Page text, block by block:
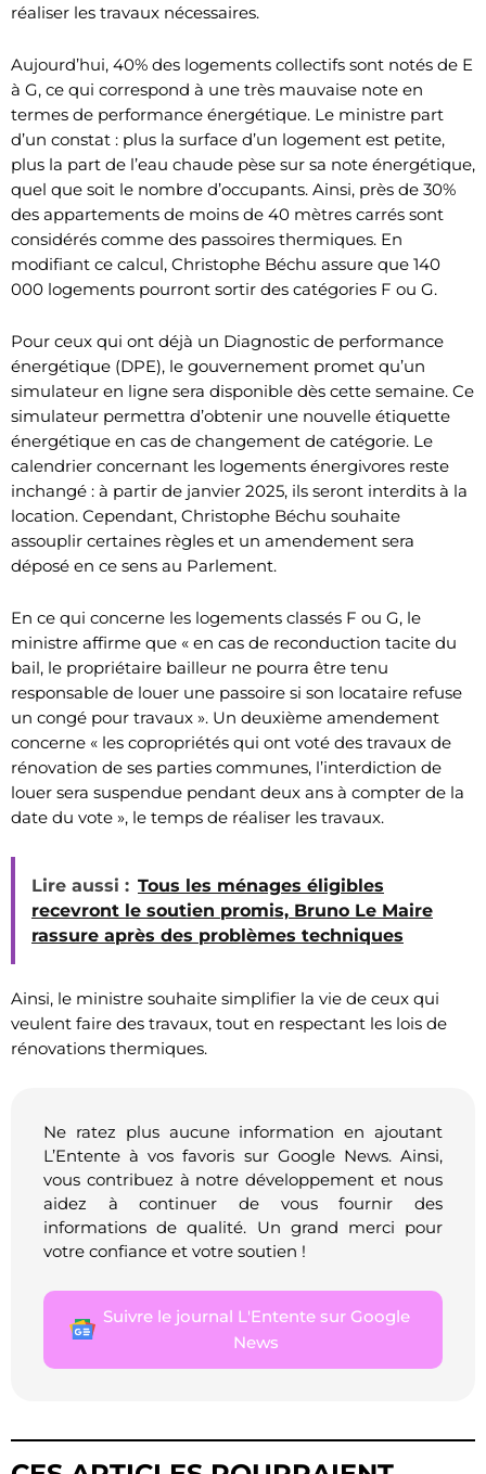
réaliser les travaux nécessaires.
Aujourd’hui, 40% des logements collectifs sont notés de E
à G, ce qui correspond à une très mauvaise note en
termes de performance énergétique. Le ministre part
d’un constat : plus la surface d’un logement est petite,
plus la part de l’eau chaude pèse sur sa note énergétique,
quel que soit le nombre d’occupants. Ainsi, près de 30%
des appartements de moins de 40 mètres carrés sont
considérés comme des passoires thermiques. En
modifiant ce calcul, Christophe Béchu assure que 140
000 logements pourront sortir des catégories F ou G.
Pour ceux qui ont déjà un Diagnostic de performance
énergétique (DPE), le gouvernement promet qu’un
simulateur en ligne sera disponible dès cette semaine. Ce
simulateur permettra d’obtenir une nouvelle étiquette
énergétique en cas de changement de catégorie. Le
calendrier concernant les logements énergivores reste
inchangé : à partir de janvier 2025, ils seront interdits à la
location. Cependant, Christophe Béchu souhaite
assouplir certaines règles et un amendement sera
déposé en ce sens au Parlement.
En ce qui concerne les logements classés F ou G, le
ministre affirme que « en cas de reconduction tacite du
bail, le propriétaire bailleur ne pourra être tenu
responsable de louer une passoire si son locataire refuse
un congé pour travaux ». Un deuxième amendement
concerne « les copropriétés qui ont voté des travaux de
rénovation de ses parties communes, l’interdiction de
louer sera suspendue pendant deux ans à compter de la
date du vote », le temps de réaliser les travaux.
Lire aussi : Tous les ménages éligibles
recevront le soutien promis, Bruno Le Maire
rassure après des problèmes techniques
Ainsi, le ministre souhaite simplifier la vie de ceux qui
veulent faire des travaux, tout en respectant les lois de
rénovations thermiques.
Ne ratez plus aucune information en ajoutant
L’Entente à vos favoris sur Google News. Ainsi,
vous contribuez à notre développement et nous
aidez à continuer de vous fournir des
informations de qualité. Un grand merci pour
votre confiance et votre soutien !
Suivre le journal L'Entente sur Google
News